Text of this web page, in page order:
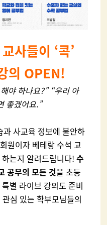
사들이 ‘콕’
의 OPEN!
야 하나요?” “우리 아
좋겠어요.”
사교육 정보에 불안하
원이자 베테랑 수석 교
는지 알려드립니다! 수
공부의 모든 것을 초등
특별 라이브 강의도 준비
심 있는 학부모님들의